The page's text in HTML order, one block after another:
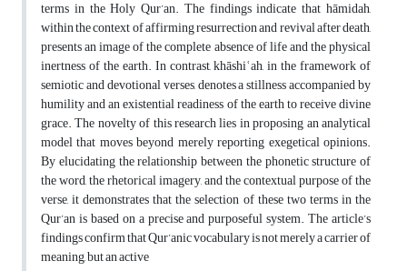
terms in the Holy Qur’an. The findings indicate that hāmidah,
within the context of affirming resurrection and revival after death,
presents an image of the complete absence of life and the physical
inertness of the earth. In contrast, khāshiʿah, in the framework of
semiotic and devotional verses, denotes a stillness accompanied by
humility and an existential readiness of the earth to receive divine
grace. The novelty of this research lies in proposing an analytical
model that moves beyond merely reporting exegetical opinions.
By elucidating the relationship between the phonetic structure of
the word, the rhetorical imagery, and the contextual purpose of the
verse, it demonstrates that the selection of these two terms in the
Qur’an is based on a precise and purposeful system. The article’s
findings confirm that Qur’anic vocabulary is not merely a carrier of
meaning, but an active